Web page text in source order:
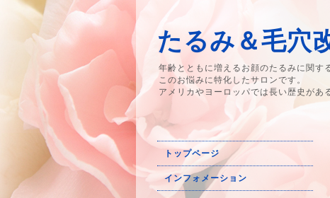
たるみ＆毛
年齢とともに増えるお顔のたるみに関す
このお悩みに特化したサロンです。
アメリカやヨーロッパでは長い歴史があ
トップページ
インフォメーション